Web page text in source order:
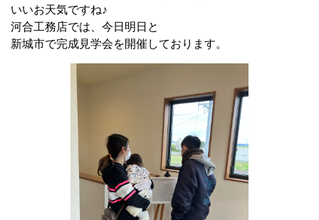
いいお天気ですね♪
河合工務店では、今日明日と
新城市で完成見学会を開催しております。